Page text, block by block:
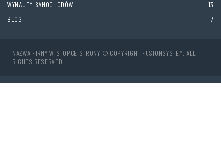
WYNAJEM SAMOCHODÓW
13
BLOG
7
NAZWA FIRMY W STOPCE STRONY © COPYRIGHT FUSIONSYSTEM. ALL
RIGHTS RESERVED.